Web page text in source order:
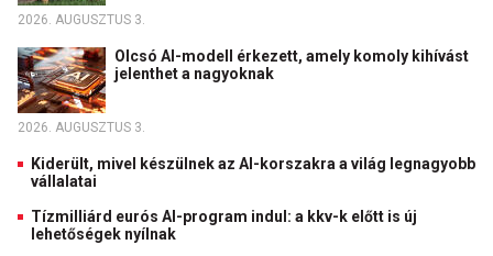
2026. AUGUSZTUS 3.
Olcsó AI-modell érkezett, amely komoly kihívást
jelenthet a nagyoknak
2026. AUGUSZTUS 3.
Kiderült, mivel készülnek az AI-korszakra a világ legnagyobb
vállalatai
Tízmilliárd eurós AI-program indul: a kkv-k előtt is új
lehetőségek nyílnak